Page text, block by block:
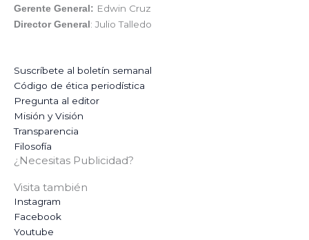
Gerente General: Edwin Cruz
Director General : Julio Talledo
Suscríbete al boletín semanal
Código de ética periodística
Pregunta al editor
Misión y Visión
Transparencia
Filosofía
¿Necesitas Publicidad?
Visita también
Instagram
Facebook
Youtube